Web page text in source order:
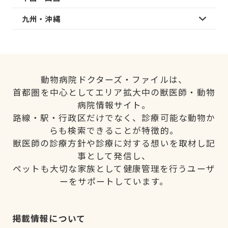
九州・沖縄
動物病院ドクターズ・ファイルは、
首都圏を中心としてエリア拡大中の獣医師・動物
病院情報サイト。
路線・駅・行政区だけでなく、診療可能な動物か
らも検索できることが特徴的。
獣医師の診療方針や診療に対する想いを取材し記
事として発信し、
ペットも大切な家族として健康管理を行うユーザ
ーをサポートしています。
掲載情報について